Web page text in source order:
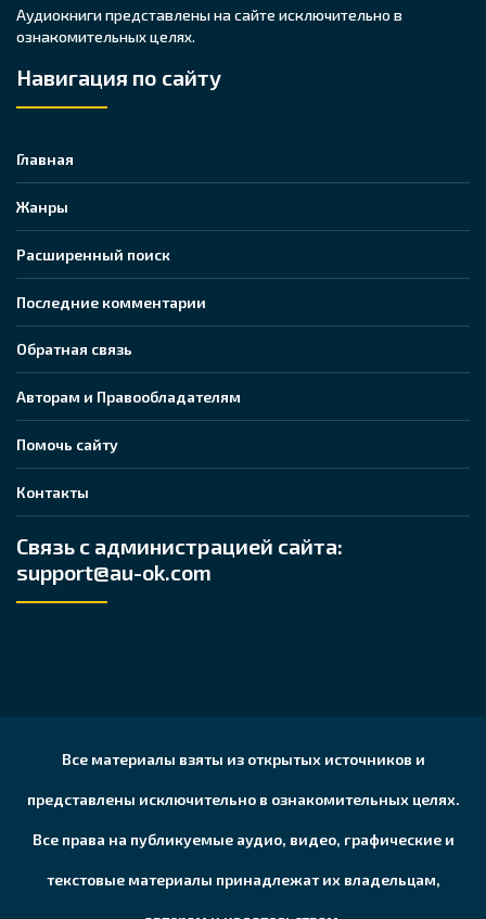
Аудиокниги представлены на сайте исключительно в
ознакомительных целях.
Навигация по сайту
Главная
Жанры
Расширенный поиск
Последние комментарии
Обратная связь
Авторам и Правообладателям
Помочь сайту
Контакты
Связь с администрацией сайта:
support@au-ok.com
Все материалы взяты из открытых источников и
представлены исключительно в ознакомительных целях.
Все права на публикуемые аудио, видео, графические и
текстовые материалы принадлежат их владельцам,